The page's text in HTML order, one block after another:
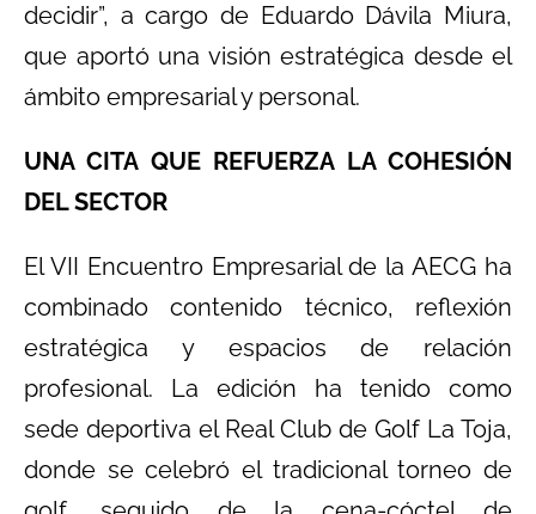
decidir”, a cargo de Eduardo Dávila Miura,
que aportó una visión estratégica desde el
ámbito empresarial y personal.
UNA CITA QUE REFUERZA LA COHESIÓN
DEL SECTOR
El VII Encuentro Empresarial de la AECG ha
combinado contenido técnico, reflexión
estratégica y espacios de relación
profesional. La edición ha tenido como
sede deportiva el Real Club de Golf La Toja,
donde se celebró el tradicional torneo de